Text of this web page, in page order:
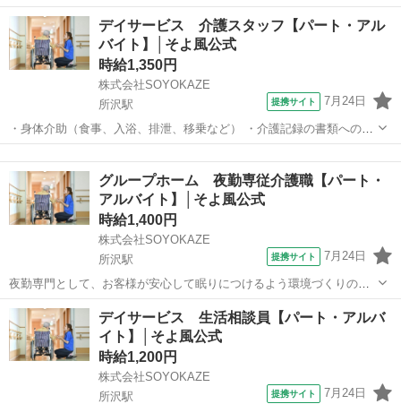
清掃など）を中心に、日常生活のお手伝いをお願いします。 ◆スタッ
フサービス・メディカル埼玉介護オフィス【０１２０−５１５−８６
４】 派遣社員 ■交通費支給 ...
埼玉 所沢市 所沢駅
デイサービス 介護スタッフ【パート・アル
バイト】│そよ風公式
時給1,350円
株式会社SOYOKAZE
所沢駅
提携サイト 7月24日
・身体介助（食事、入浴、排泄、移乗など） ・介護記録の書類への記
入（ご利用報告など、簡単なＰＣ操作） ・機能訓練補助業務 ・レクリ
エーションや体操の実施 ・清掃、洗濯などの間接業務 ・食事の準備、
お茶とおやつ出し ・送迎・添...グループホーム 夜勤専従介護職【パート・
アルバイト】│そよ風公式
時給1,400円
株式会社SOYOKAZE
所沢駅
提携サイト 7月24日
夜勤専門として、お客様が安心して眠りにつけるよう環境づくりのお
仕事です。 夜勤シフト帯の生活全般の介助・食事介助、各書類作成等
を行っていただきます。 ・食事、排泄介助などの身体介助 ・介護記録
の書類記入 ・朝食調理、フロア...
埼玉 所沢市 所沢駅
デイサービス 生活相談員【パート・アルバ
イト】│そよ風公式
時給1,200円
株式会社SOYOKAZE
所沢駅
提携サイト 7月24日